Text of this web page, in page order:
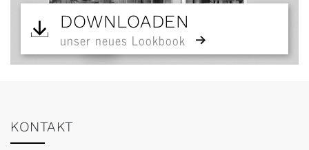
DOWNLOADEN
unser neues Lookbook
KONTAKT